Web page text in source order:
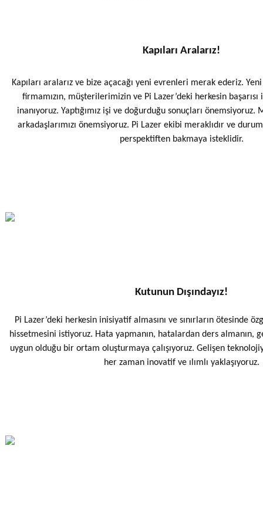
Kapıları Aralarız!
Kapıları aralarız ve bize açacağı yeni evrenleri merak ederiz.
firmamızın, müşterilerimizin ve Pi Lazer’deki herkesin
inanıyoruz. Yaptığımız işi ve doğurduğu sonuçları
arkadaşlarımızı önemsiyoruz. Pi Lazer ekibi meraklıdır ve
perspektiften bakmaya isteklidir.
Kutunun Dışındayız!
Pi Lazer’deki herkesin inisiyatif almasını ve sınırların ötesinde
hissetmesini istiyoruz. Hata yapmanın, hatalardan ders almanın,
uygun olduğu bir ortam oluşturmaya çalışıyoruz. Gelişen
her zaman inovatif ve ılımlı yaklaşıyoruz.